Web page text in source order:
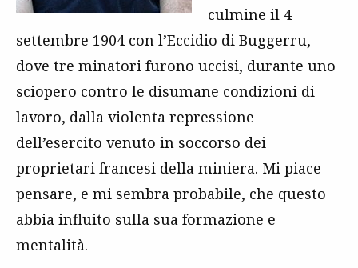
culmine il 4
settembre 1904 con l’Eccidio di Buggerru,
dove tre minatori furono uccisi, durante uno
sciopero contro le disumane condizioni di
lavoro, dalla violenta repressione
dell’esercito venuto in soccorso dei
proprietari francesi della miniera. Mi piace
pensare, e mi sembra probabile, che questo
abbia influito sulla sua formazione e
mentalità.